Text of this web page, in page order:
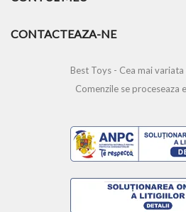
CONTACTEAZA-NE
Best Toys - Cea mai
Comenzile se proceseaza